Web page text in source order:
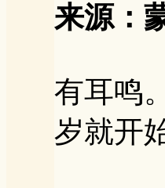
来源：
有耳鸣
岁就开